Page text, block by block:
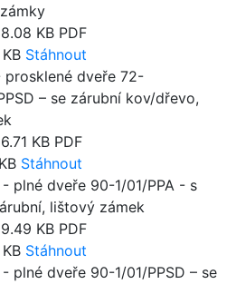
KB PDF
Stáhnout
prosklené dveře 72-
– se zárubní kov/dřevo,
KB PDF
Stáhnout
- plné dveře 90-1/01/PPA - s
lištový zámek
KB PDF
Stáhnout
- plné dveře 90-1/01/PPSD – se